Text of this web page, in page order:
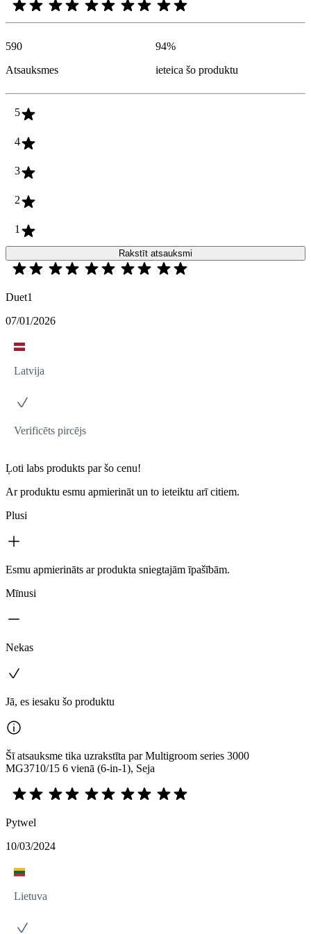
590
Atsauksmes
94%
ieteica šo produktu
5
4
3
2
1
Rakstīt atsauksmi
Duet1
07/01/2026
Latvija
Verificēts pircējs
Ļoti labs produkts par šo cenu!
Ar produktu esmu apmierināt un to ieteiktu arī citiem.
Plusi
Esmu apmierināts ar produkta sniegtajām īpašībām.
Mīnusi
Nekas
Jā, es iesaku šo produktu
Šī atsauksme tika uzrakstīta par Multigroom series 3000
MG3710/15 6 vienā (6-in-1), Seja
Pytwel
10/03/2024
Lietuva